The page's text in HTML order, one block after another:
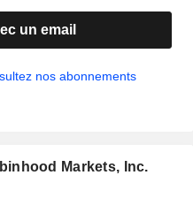
un email
nos abonnements
Markets, Inc.